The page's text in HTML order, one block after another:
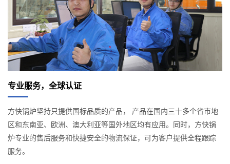
专业服务，全球认证
方快锅炉坚持只提供国标品质的产品， 产品在国内三十多个省市地
区和东南亚、欧洲、澳大利亚等国外地区均有应用。同时，方快锅
炉专业的售后服务和快捷安全的物流保证，可为客户提供全程跟踪
服务。